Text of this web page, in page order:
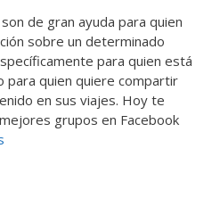
de gran ayuda para quien
sobre un determinado
para quien está
para quien quiere compartir
en sus viajes. Hoy te
grupos en Facebook